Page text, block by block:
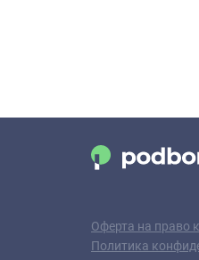
Оферта на право
Политика